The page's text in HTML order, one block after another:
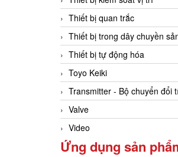
Thiết bị quan trắc
Thiết bị trong dây chuyền
Thiết bị tự động hóa
Toyo Keiki
Transmitter - Bộ chuyển đổi
Valve
Video
Ứng dụng sản